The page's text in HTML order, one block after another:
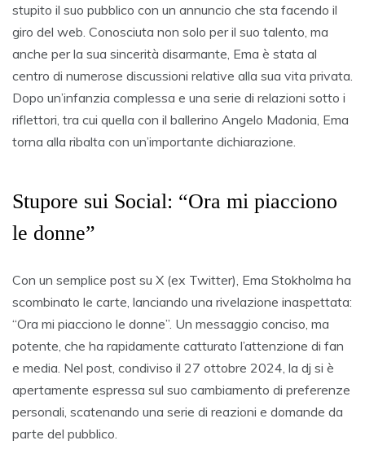
stupito il suo pubblico con un annuncio che sta facendo il
giro del web. Conosciuta non solo per il suo talento, ma
anche per la sua sincerità disarmante, Ema è stata al
centro di numerose discussioni relative alla sua vita privata.
Dopo un’infanzia complessa e una serie di relazioni sotto i
riflettori, tra cui quella con il ballerino Angelo Madonia, Ema
torna alla ribalta con un’importante dichiarazione.
Stupore sui Social: “Ora mi piacciono
le donne”
Con un semplice post su X (ex Twitter), Ema Stokholma ha
scombinato le carte, lanciando una rivelazione inaspettata:
“Ora mi piacciono le donne”. Un messaggio conciso, ma
potente, che ha rapidamente catturato l’attenzione di fan
e media. Nel post, condiviso il 27 ottobre 2024, la dj si è
apertamente espressa sul suo cambiamento di preferenze
personali, scatenando una serie di reazioni e domande da
parte del pubblico.